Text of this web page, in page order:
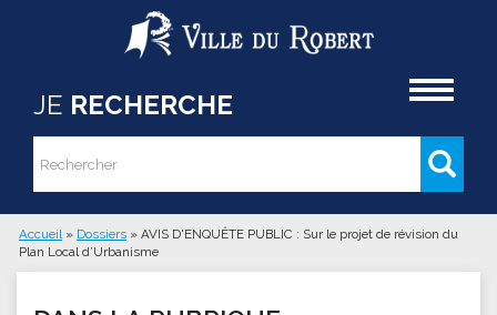
Aller au contenu principal
JE RECHERCHE
Formulaire de recherche
Rechercher
Vous êtes ici
Accueil » Dossiers » AVIS D'ENQUÊTE PUBLIC : Sur le projet de révision du
Plan Local d’Urbanisme